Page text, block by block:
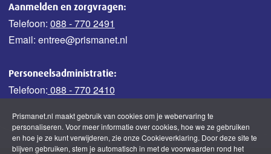
Aanmelden en zorgvragen:
Telefoon: 088 - 770 2491
Email: entree@prismanet.nl
Personeelsadministratie:
Telefoon: 088 - 770 2410
Prismanet.nl maakt gebruik van cookies om je webervaring te
personaliseren. Voor meer informatie over cookies, hoe we ze gebruiken
en hoe je ze kunt verwijderen, zie onze Cookieverklaring. Door deze site te
blijven gebruiken, stem je automatisch in met de voorwaarden rond het